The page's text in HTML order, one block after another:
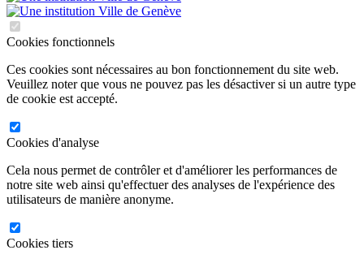
Cookies fonctionnels
Ces cookies sont nécessaires au bon fonctionnement du site web.
Veuillez noter que vous ne pouvez pas les désactiver si un autre type
de cookie est accepté.
Cookies d'analyse
Cela nous permet de contrôler et d'améliorer les performances de
notre site web ainsi qu'effectuer des analyses de l'expérience des
utilisateurs de manière anonyme.
Cookies tiers